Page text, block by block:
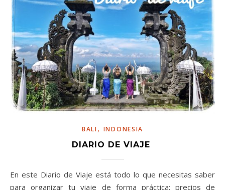
BALI, INDONESIA
DIARIO DE VIAJE
En este Diario de Viaje está todo lo que necesitas saber
para organizar tu viaje de forma práctica: precios de